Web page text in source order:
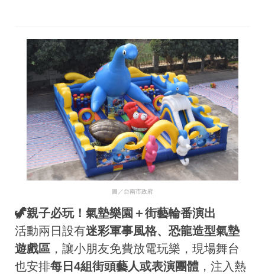
圖／台南市政府
🦖親子必玩！氣墊樂園＋街藝輪番演出
活動兩日設有迷彩軍事風格、恐龍造型氣墊
遊戲區 ，讓小朋友免費放電玩樂，現場舞台
也安排每日4組街頭藝人或表演團體 ，注入熱